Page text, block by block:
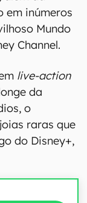
em inúmeros
Mundo
Channel.
live-action
da
o
raras que
do Disney+,